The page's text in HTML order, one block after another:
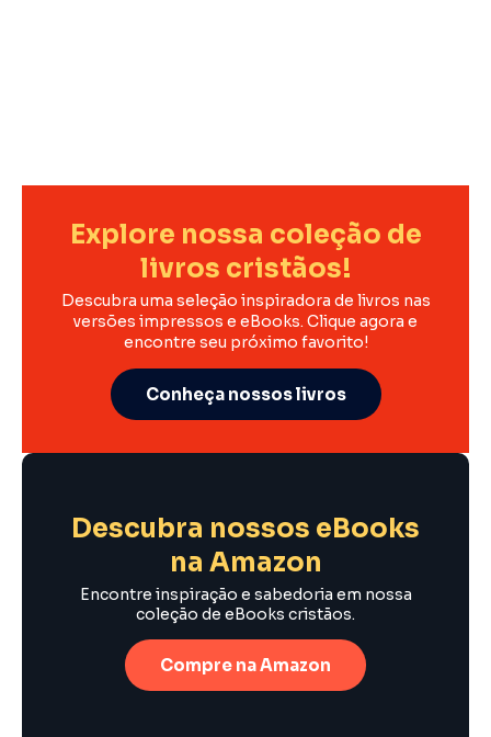
Explore nossa coleção de
livros cristãos!
Descubra uma seleção inspiradora de livros nas
versões impressos e eBooks. Clique agora e
encontre seu próximo favorito!
Conheça nossos livros
Descubra nossos eBooks
na Amazon
Encontre inspiração e sabedoria em nossa
coleção de eBooks cristãos.
Compre na Amazon